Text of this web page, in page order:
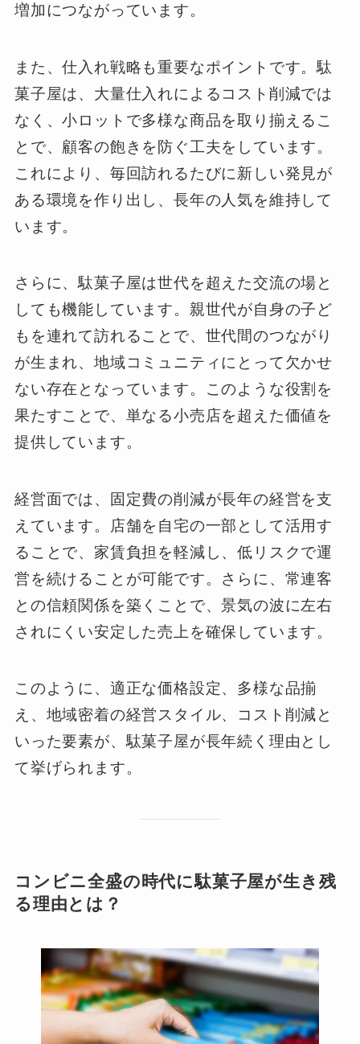
増加につながっています。
また、仕入れ戦略も重要なポイントです。駄
菓子屋は、大量仕入れによるコスト削減では
なく、小ロットで多様な商品を取り揃えるこ
とで、顧客の飽きを防ぐ工夫をしています。
これにより、毎回訪れるたびに新しい発見が
ある環境を作り出し、長年の人気を維持して
います。
さらに、駄菓子屋は世代を超えた交流の場と
しても機能しています。親世代が自身の子ど
もを連れて訪れることで、世代間のつながり
が生まれ、地域コミュニティにとって欠かせ
ない存在となっています。このような役割を
果たすことで、単なる小売店を超えた価値を
提供しています。
経営面では、固定費の削減が長年の経営を支
えています。店舗を自宅の一部として活用す
ることで、家賃負担を軽減し、低リスクで運
営を続けることが可能です。さらに、常連客
との信頼関係を築くことで、景気の波に左右
されにくい安定した売上を確保しています。
このように、適正な価格設定、多様な品揃
え、地域密着の経営スタイル、コスト削減と
いった要素が、駄菓子屋が長年続く理由とし
て挙げられます。
コンビニ全盛の時代に駄菓子屋が生き残
る理由とは？